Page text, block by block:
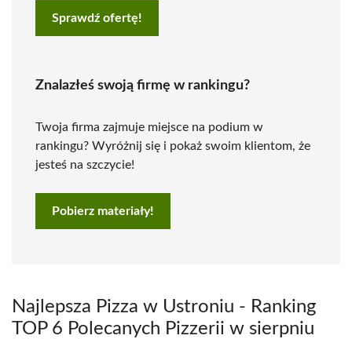
Sprawdź ofertę!
Znalazłeś swoją firmę w rankingu?
Twoja firma zajmuje miejsce na podium w
rankingu? Wyróżnij się i pokaż swoim klientom, że
jesteś na szczycie!
Pobierz materiały!
Najlepsza Pizza w Ustroniu - Ranking
TOP 6 Polecanych Pizzerii w sierpniu